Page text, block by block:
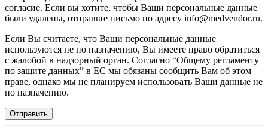
согласие. Если вы хотите, чтобы Ваши персональные данные
были удалены, отправьте письмо по адресу info@medvendor.ru.
Если Вы считаете, что Ваши персональные данные
используются не по назначению, Вы имеете право обратиться
с жалобой в надзорный орган. Согласно “Общему регламенту
по защите данных” в ЕС мы обязаны сообщить Вам об этом
праве, однако мы не планируем использовать Ваши данные не
по назначению.
Отправить